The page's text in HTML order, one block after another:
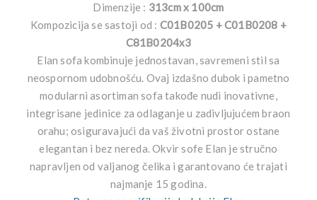
Dimenzije : 313cm x 100cm
Kompozicija se sastoji od : C01B0205 + C01B0208 +
C81B0204x3
Elan sofa kombinuje jednostavan, savremeni stil sa
neospornom udobnošću. Ovaj izdašno dubok i pametno
modularni asortiman sofa takođe nudi inovativne,
integrisane jedinice za odlaganje u zadivljujućem braon
orahu; osiguravajući da vaš životni prostor ostane
elegantan i bez nereda. Okvir sofe Elan je stručno
napravljen od valjanog čelika i garantovano će trajati
najmanje 15 godina.